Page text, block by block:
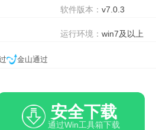
软件版本：v7.0.3
运行环境：win7及以上
金山通过
安全下载
通过Win工具箱下载